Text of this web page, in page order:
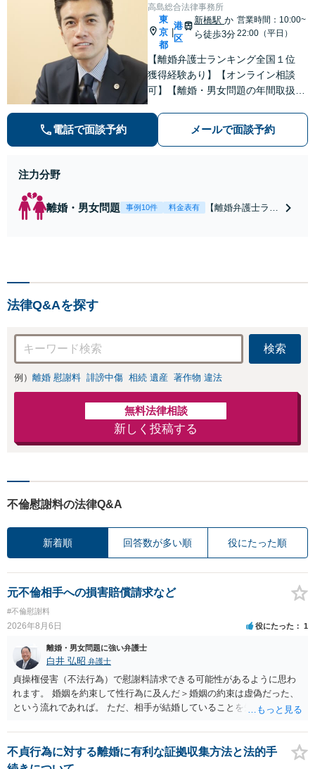
高島総合法律事務所
東
京
都
|
港
区
新橋駅か
ら徒歩3分
営業時間：10:00~
22:00（平日）
【離婚弁護士ランキング全国１位
獲得経験あり】【オンライン相談
可】【離婚・男女問題の年間取扱件
き寝入りしたくないという方は是非
ご相談ください。
電話で面談予約 メールで面談予約
注力分野
離婚・男女問題 事例10件 料金表有
【離婚弁護士ラン
で金銭的に満足で
きる解決を目指し
ます。
法律Q&Aを探す
検索
例） 離婚 慰謝料 誹謗中傷 相続 遺産 著作物 違法
無料法律相談
新しく投稿する
不倫慰謝料の法律Q&A
新着順 回答数が多い順 役にたった順
元不倫相手への損害賠償請求など
#不倫慰謝料
2026年8月6日 役にたった 1
離婚・男女問題に強い弁護士
白井 弘昭 弁護士
貞操権侵害（不法行為）で慰謝料請求できる可能性があるように思わ
れます。 婚姻を約束して性行為に及んだ＞婚姻の約束は虚偽だった、
という流れであれば。 ただ、相手が結婚していることを知って行為に
性も認められそうですので、あまり慰謝料は高額にならないように思
われます。 一度、最寄りの弁護士に相談してみてください。
不貞行為に対する離婚に有利な証拠収集方法と法的手